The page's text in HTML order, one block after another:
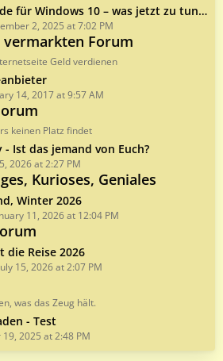
für Windows 10 – was jetzt zu tun ist
2, 2025 at 7:02 PM
vermarkten Forum
Geld verdienen
14, 2017 at 9:57 AM
keinen Platz findet
- Ist das jemand von Euch?
2026 at 2:27 PM
Kurioses, Geniales
Winter 2026
11, 2026 at 12:04 PM
die Reise 2026
15, 2026 at 2:07 PM
was das Zeug hält.
- Test
2025 at 2:48 PM